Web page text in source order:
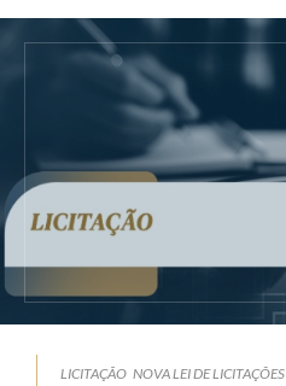
LICITAÇÃO NOVA LEI DE LICITAÇÕES